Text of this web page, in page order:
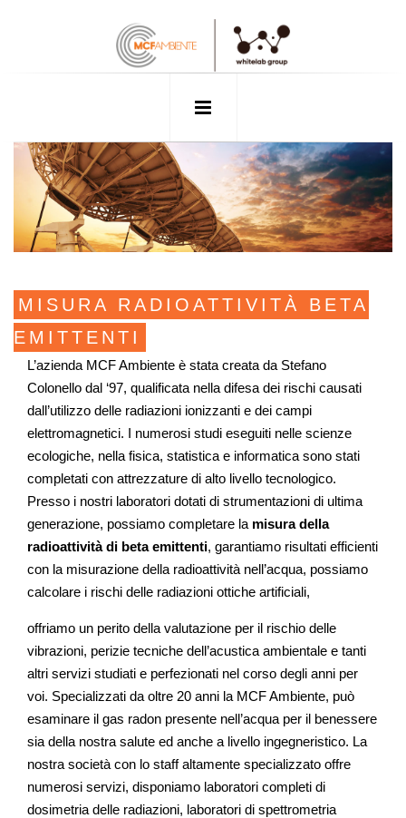
MISURA RADIOATTIVITÀ BETA
EMITTENTI
L’azienda MCF Ambiente è stata creata da Stefano
Colonello dal ‘97, qualificata nella difesa dei rischi causati
dall’utilizzo delle radiazioni ionizzanti e dei campi
elettromagnetici. I numerosi studi eseguiti nelle scienze
ecologiche, nella fisica, statistica e informatica sono stati
completati con attrezzature di alto livello tecnologico.
Presso i nostri laboratori dotati di strumentazioni di ultima
generazione, possiamo completare la misura della
radioattività di beta emittenti, garantiamo risultati efficienti
con la misurazione della radioattività nell’acqua, possiamo
calcolare i rischi delle radiazioni ottiche artificiali,
offriamo un perito della valutazione per il rischio delle
vibrazioni, perizie tecniche dell’acustica ambientale e tanti
altri servizi studiati e perfezionati nel corso degli anni per
voi. Specializzati da oltre 20 anni la MCF Ambiente, può
esaminare il gas radon presente nell’acqua per il benessere
sia della nostra salute ed anche a livello ingegneristico. La
nostra società con lo staff altamente specializzato offre
numerosi servizi, disponiamo laboratori completi di
dosimetria delle radiazioni, laboratori di spettrometria